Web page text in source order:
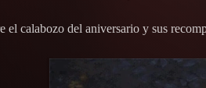
calabozo del aniversario y sus